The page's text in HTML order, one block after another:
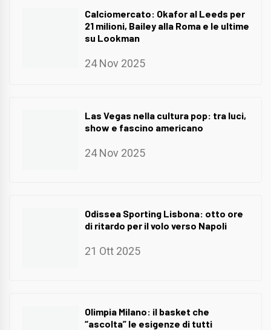
Calciomercato: Okafor al Leeds per
21 milioni, Bailey alla Roma e le ultime
su Lookman
24 Nov 2025
Las Vegas nella cultura pop: tra luci,
show e fascino americano
24 Nov 2025
Odissea Sporting Lisbona: otto ore
di ritardo per il volo verso Napoli
21 Ott 2025
Olimpia Milano: il basket che
“ascolta” le esigenze di tutti